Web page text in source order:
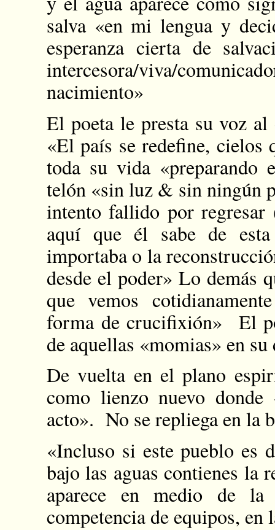
salva «en mi lengua y
esperanza cierta de
intercesora/viva/
nacimiento»
El poeta le presta su voz
«El país se redefine, cielos
toda su vida «preparando
telón «sin luz & sin ningún
intento fallido por regresar
aquí que él sabe de
importaba o la
desde el poder» Lo demás
que vemos
forma de crucifixión» El
de aquellas «momias» en
De vuelta en el plano
como lienzo nuevo
acto». No se repliega en la
«Incluso si este pueblo es
bajo las aguas contienes la
aparece en medio de
competencia de equipos, en